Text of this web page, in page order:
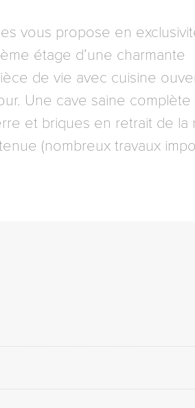
vous propose en
étage d’une charmante
de vie avec cuisine
Une cave saine complète
et briques en retrait de la
(nombreux travaux